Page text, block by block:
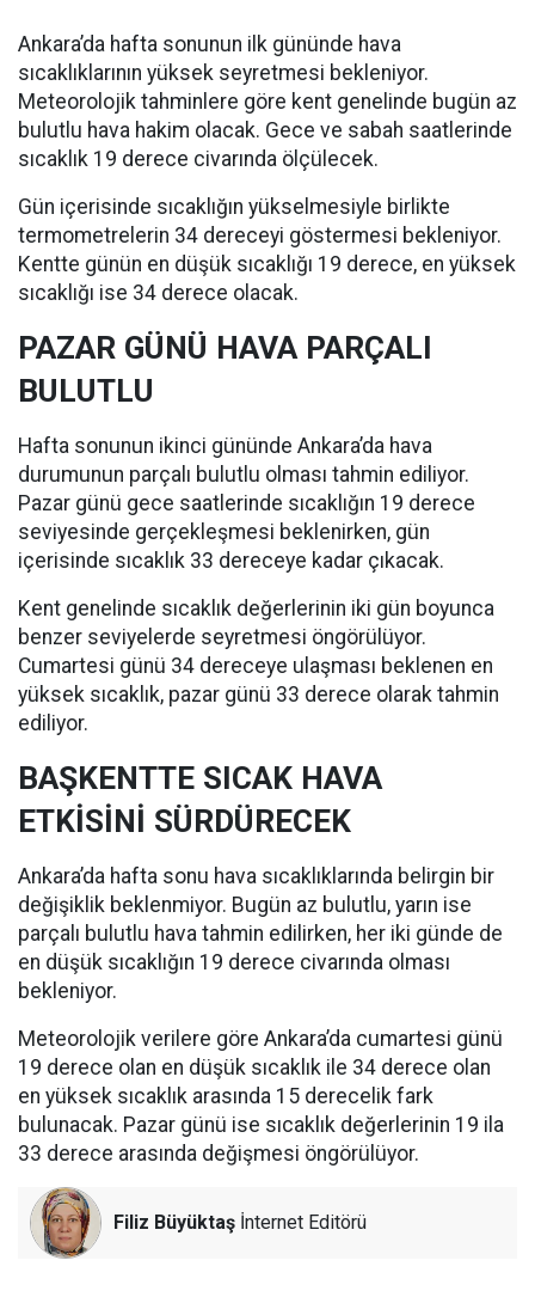
Ankara’da hafta sonunun ilk gününde hava
sıcaklıklarının yüksek seyretmesi bekleniyor.
Meteorolojik tahminlere göre kent genelinde bugün az
bulutlu hava hakim olacak. Gece ve sabah saatlerinde
sıcaklık 19 derece civarında ölçülecek.
Gün içerisinde sıcaklığın yükselmesiyle birlikte
termometrelerin 34 dereceyi göstermesi bekleniyor.
Kentte günün en düşük sıcaklığı 19 derece, en yüksek
sıcaklığı ise 34 derece olacak.
PAZAR GÜNÜ HAVA PARÇALI
BULUTLU
Hafta sonunun ikinci gününde Ankara’da hava
durumunun parçalı bulutlu olması tahmin ediliyor.
Pazar günü gece saatlerinde sıcaklığın 19 derece
seviyesinde gerçekleşmesi beklenirken, gün
içerisinde sıcaklık 33 dereceye kadar çıkacak.
Kent genelinde sıcaklık değerlerinin iki gün boyunca
benzer seviyelerde seyretmesi öngörülüyor.
Cumartesi günü 34 dereceye ulaşması beklenen en
yüksek sıcaklık, pazar günü 33 derece olarak tahmin
ediliyor.
BAŞKENTTE SICAK HAVA
ETKİSİNİ SÜRDÜRECEK
Ankara’da hafta sonu hava sıcaklıklarında belirgin bir
değişiklik beklenmiyor. Bugün az bulutlu, yarın ise
parçalı bulutlu hava tahmin edilirken, her iki günde de
en düşük sıcaklığın 19 derece civarında olması
bekleniyor.
Meteorolojik verilere göre Ankara’da cumartesi günü
19 derece olan en düşük sıcaklık ile 34 derece olan
en yüksek sıcaklık arasında 15 derecelik fark
bulunacak. Pazar günü ise sıcaklık değerlerinin 19 ila
33 derece arasında değişmesi öngörülüyor.
Filiz Büyüktaş İnternet Editörü